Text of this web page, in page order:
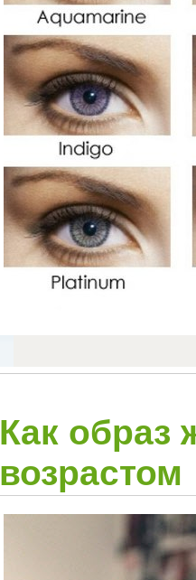
Как образ
возрастом